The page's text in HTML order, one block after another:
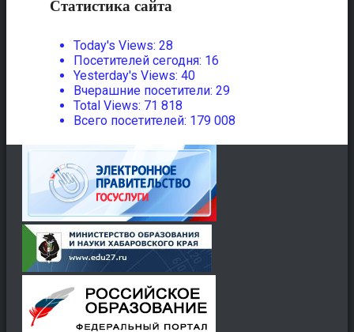
Статистика сайта
Today's Views: 28
Посетителей сегодня: 16
Yesterday's Views: 40
Вчерашние посетители: 29
Total Views: 71 818
Всего посетителей: 179 008